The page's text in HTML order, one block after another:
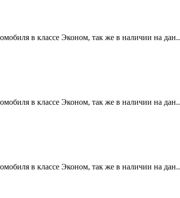
в классе Эконом, так же в наличии на дан..
в классе Эконом, так же в наличии на дан..
в классе Эконом, так же в наличии на дан..